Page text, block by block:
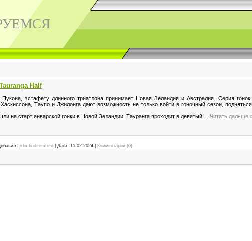
Half
эстафету длинного триатлона принимает Новая Зеландия и Австралия. Серия
Таупо и Джилонга дают возможность не только войти в гоночный сезон,
на старт январской гонки в Новой Зеландии. Тауранга проходит в девятый
Читать дальше »
edimhudeemtren Дата: 15.02.2024 Комментарии (0)